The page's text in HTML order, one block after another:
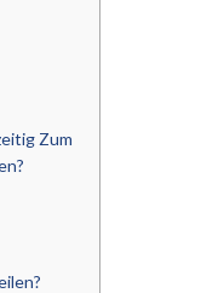
Zum